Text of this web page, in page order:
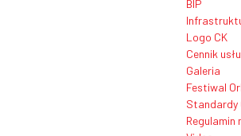
BIP
Logo CK
Cennik
Galeria
Festiwal
Standardy
Regulamin